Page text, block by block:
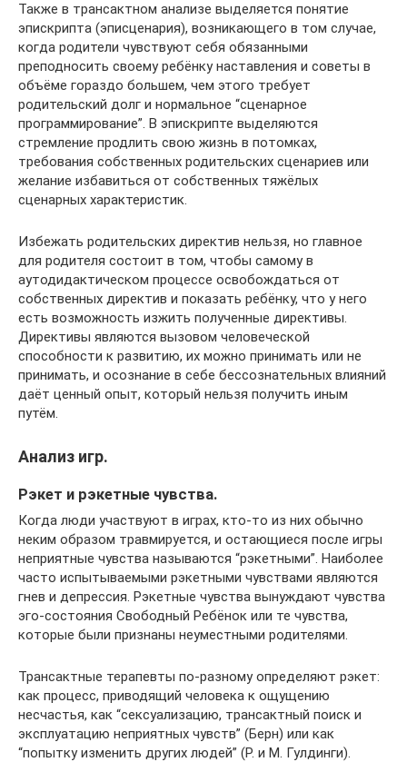
Также в трансактном анализе выделяется понятие
эпискрипта (эписценария), возникающего в том случае,
когда родители чувствуют себя обязанными
преподносить своему ребёнку наставления и советы в
объёме гораздо большем, чем этого требует
родительский долг и нормальное “сценарное
программирование”. В эпискрипте выделяются
стремление продлить свою жизнь в потомках,
требования собственных родительских сценариев или
желание избавиться от собственных тяжёлых
сценарных характеристик.
Избежать родительских директив нельзя, но главное
для родителя состоит в том, чтобы самому в
аутодидактическом процессе освобождаться от
собственных директив и показать ребёнку, что у него
есть возможность изжить полученные директивы.
Директивы являются вызовом человеческой
способности к развитию, их можно принимать или не
принимать, и осознание в себе бессознательных влияний
даёт ценный опыт, который нельзя получить иным
путём.
Анализ игр.
Рэкет и рэкетные чувства.
Когда люди участвуют в играх, кто-то из них обычно
неким образом травмируется, и остающиеся после игры
неприятные чувства называются “рэкетными”. Наиболее
часто испытываемыми рэкетными чувствами являются
гнев и депрессия. Рэкетные чувства вынуждают чувства
эго-состояния Свободный Ребёнок или те чувства,
которые были признаны неуместными родителями.
Трансактные терапевты по-разному определяют рэкет:
как процесс, приводящий человека к ощущению
несчастья, как “сексуализацию, трансактный поиск и
эксплуатацию неприятных чувств” (Берн) или как
“попытку изменить других людей” (Р. и М. Гулдинги).